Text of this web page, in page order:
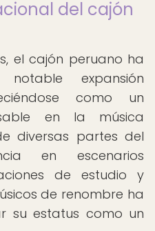
del cajón
el cajón peruano ha
notable expansión
como un
en la música
diversas partes del
en escenarios
de estudio y
de renombre ha
su estatus como un